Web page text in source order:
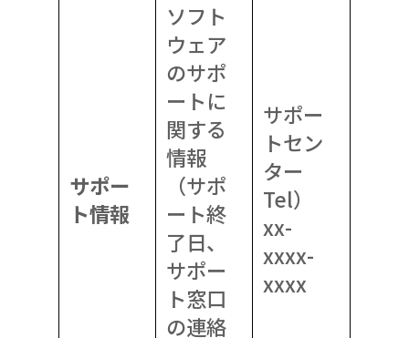
サポー
ト情報
ソフト
ウェア
のサポ
ートに
関する
情報
（サポ
ート終
了日、
サポー
ト窓口
の連絡
サポー
トセン
ター
Tel）
xx-
xxxx-
xxxx